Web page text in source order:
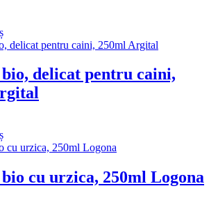
bio, delicat pentru caini,
bio cu urzica, 250ml Logona